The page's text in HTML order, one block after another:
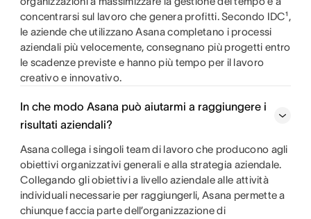
concentrarsi sul lavoro che genera profitti. Secondo IDC¹,
le aziende che utilizzano Asana completano i processi
aziendali più velocemente, consegnano più progetti entro
le scadenze previste e hanno più tempo per il lavoro
creativo e innovativo.
In che modo Asana può aiutarmi a raggiungere i
risultati aziendali?
Asana collega i singoli team di lavoro che producono agli
obiettivi organizzativi generali e alla strategia aziendale.
Collegando gli obiettivi a livello aziendale alle attività
individuali necessarie per raggiungerli, Asana permette a
chiunque faccia parte dell’organizzazione di